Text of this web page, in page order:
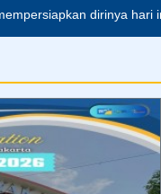
hari ini.Anonim